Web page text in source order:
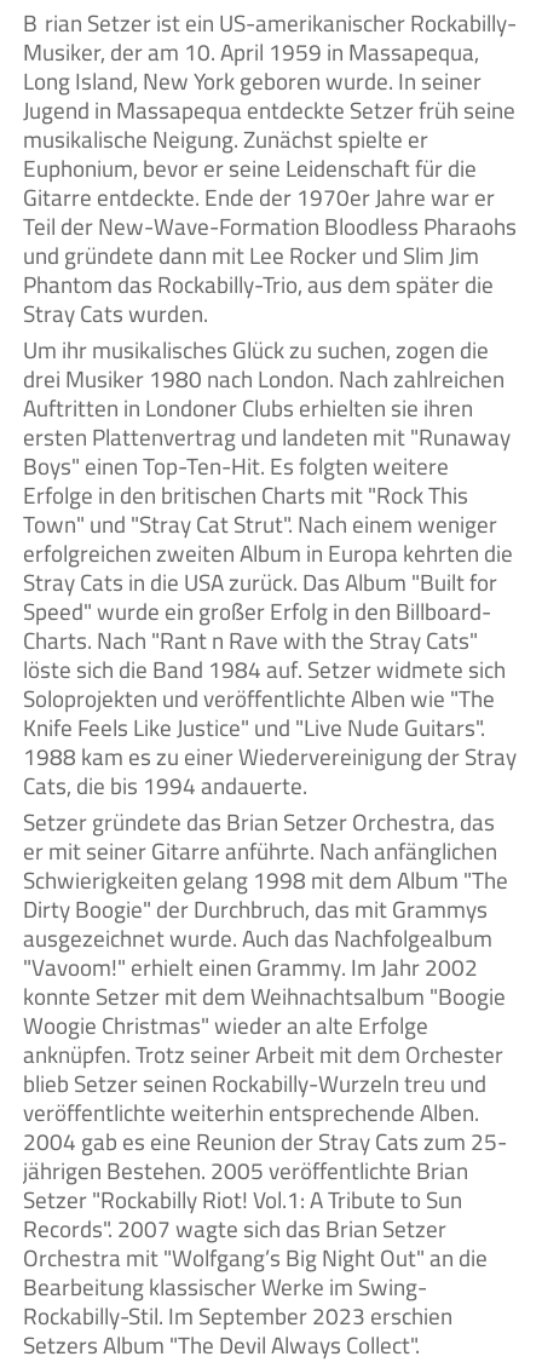
Brian Setzer ist ein US-amerikanischer Rockabilly-
Musiker, der am 10. April 1959 in Massapequa,
Long Island, New York geboren wurde. In seiner
Jugend in Massapequa entdeckte Setzer früh seine
musikalische Neigung. Zunächst spielte er
Euphonium, bevor er seine Leidenschaft für die
Gitarre entdeckte. Ende der 1970er Jahre war er
Teil der New-Wave-Formation Bloodless Pharaohs
und gründete dann mit Lee Rocker und Slim Jim
Phantom das Rockabilly-Trio, aus dem später die
Stray Cats wurden.
Um ihr musikalisches Glück zu suchen, zogen die
drei Musiker 1980 nach London. Nach zahlreichen
Auftritten in Londoner Clubs erhielten sie ihren
ersten Plattenvertrag und landeten mit "Runaway
Boys" einen Top-Ten-Hit. Es folgten weitere
Erfolge in den britischen Charts mit "Rock This
Town" und "Stray Cat Strut". Nach einem weniger
erfolgreichen zweiten Album in Europa kehrten die
Stray Cats in die USA zurück. Das Album "Built for
Speed" wurde ein großer Erfolg in den Billboard-
Charts. Nach "Rant n Rave with the Stray Cats"
löste sich die Band 1984 auf. Setzer widmete sich
Soloprojekten und veröffentlichte Alben wie "The
Knife Feels Like Justice" und "Live Nude Guitars".
1988 kam es zu einer Wiedervereinigung der Stray
Cats, die bis 1994 andauerte.
Setzer gründete das Brian Setzer Orchestra, das
er mit seiner Gitarre anführte. Nach anfänglichen
Schwierigkeiten gelang 1998 mit dem Album "The
Dirty Boogie" der Durchbruch, das mit Grammys
ausgezeichnet wurde. Auch das Nachfolgealbum
"Vavoom!" erhielt einen Grammy. Im Jahr 2002
konnte Setzer mit dem Weihnachtsalbum "Boogie
Woogie Christmas" wieder an alte Erfolge
anknüpfen. Trotz seiner Arbeit mit dem Orchester
blieb Setzer seinen Rockabilly-Wurzeln treu und
veröffentlichte weiterhin entsprechende Alben.
2004 gab es eine Reunion der Stray Cats zum 25-
jährigen Bestehen. 2005 veröffentlichte Brian
Setzer "Rockabilly Riot! Vol.1: A Tribute to Sun
Records". 2007 wagte sich das Brian Setzer
Orchestra mit "Wolfgang’s Big Night Out" an die
Bearbeitung klassischer Werke im Swing-
Rockabilly-Stil. Im September 2023 erschien
Setzers Album "The Devil Always Collect".